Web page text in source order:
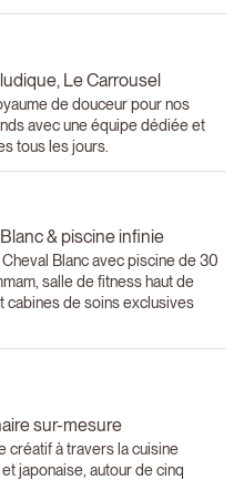
Le Carrousel
de douceur pour nos
avec une équipe dédiée et
tous les jours.
& piscine infinie
Blanc avec piscine de 30
salle de fitness haut de
cabines de soins exclusives
sur-mesure
créatif à travers la cuisine
japonaise, autour de cinq